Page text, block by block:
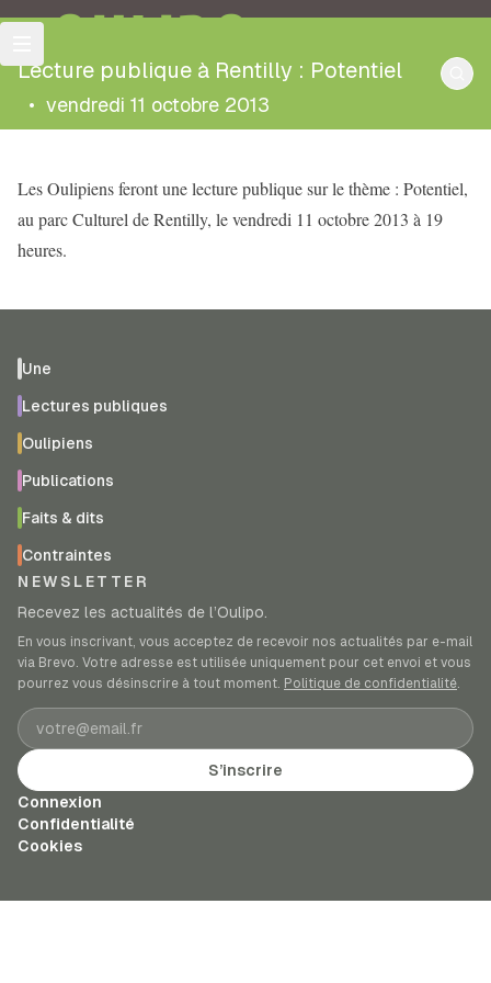
OULIPO
Lecture publique à Rentilly : Potentiel
• vendredi 11 octobre 2013
Les Oulipiens feront une lecture publique sur le thème : Potentiel,
au parc Culturel de Rentilly, le vendredi 11 octobre 2013 à 19
heures.
Une
Lectures publiques
Oulipiens
Publications
Faits & dits
Contraintes
NEWSLETTER
Recevez les actualités de l’Oulipo.
En vous inscrivant, vous acceptez de recevoir nos actualités par e-mail
via Brevo. Votre adresse est utilisée uniquement pour cet envoi et vous
pourrez vous désinscrire à tout moment. Politique de confidentialité.
Adresse e-mail
S’inscrire
Connexion
Confidentialité
Cookies